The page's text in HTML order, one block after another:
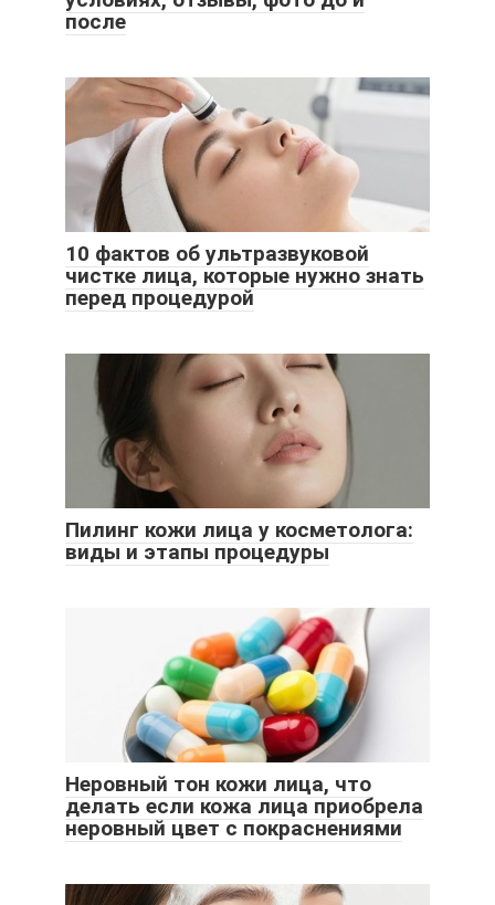
после
10 фактов об ультразвуковой
чистке лица, которые нужно знать
перед процедурой
Пилинг кожи лица у косметолога:
виды и этапы процедуры
Неровный тон кожи лица, что
делать если кожа лица приобрела
неровный цвет с покраснениями